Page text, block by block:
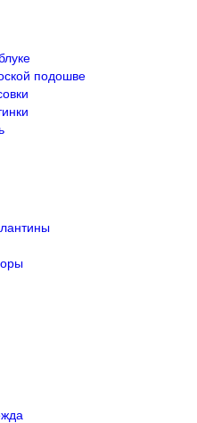
подошве